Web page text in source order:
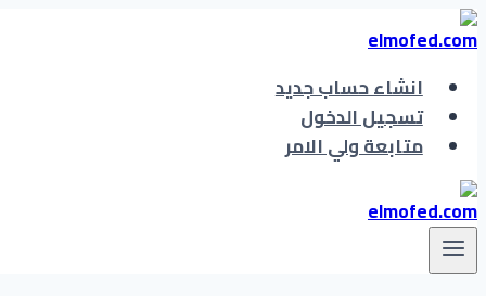
التجاوز
إلى
المحتوىانشاء حساب جديد
تسجيل الدخول
متابعة ولي الامر